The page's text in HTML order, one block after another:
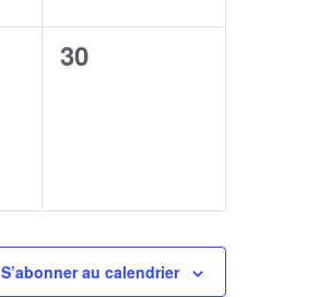
0
30
S’abonner au calendrier